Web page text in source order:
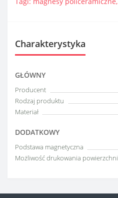
Charakterystyka
GŁÓWNY
Producent
Rodzaj produktu
Materiał
DODATKOWY
Podstawa magnetyczna
Możliwość drukowania powierzchni